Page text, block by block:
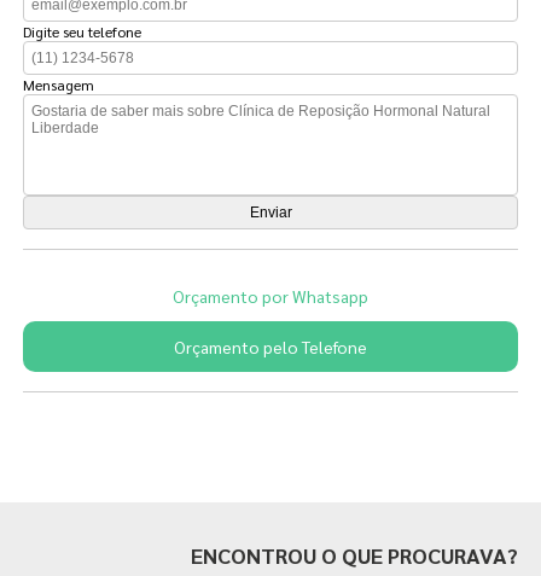
Digite seu telefone
Mensagem
Orçamento por Whatsapp
Orçamento pelo Telefone
ENCONTROU O QUE PROCURAVA?